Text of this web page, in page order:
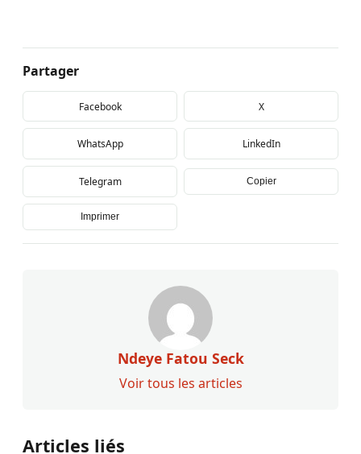
Partager
Facebook X
WhatsApp LinkedIn
Telegram Copier
Imprimer
Ndeye Fatou Seck
Voir tous les articles
Articles liés